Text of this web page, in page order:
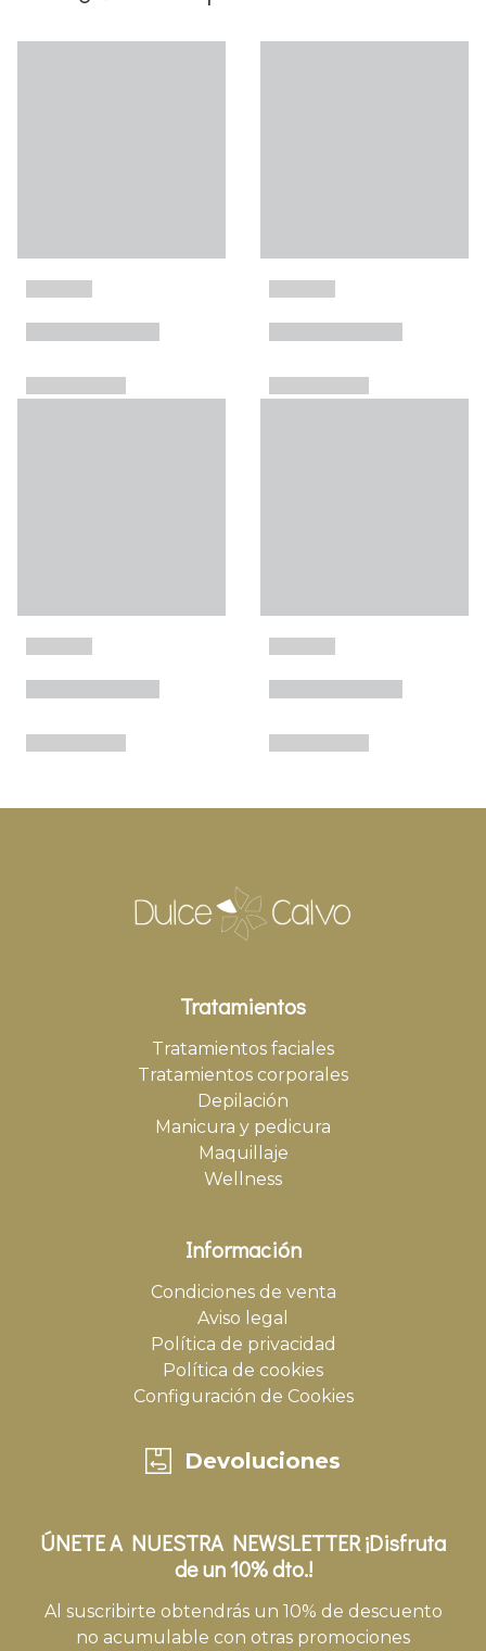
Tratamientos
Tratamientos faciales
Tratamientos corporales
Depilación
Manicura y pedicura
Maquillaje
Wellness
Información
Condiciones de venta
Aviso legal
Política de privacidad
Política de cookies
Configuración de Cookies
Devoluciones
ÚNETE A NUESTRA NEWSLETTER ¡Disfruta
de un 10% dto.!
Al suscribirte obtendrás un 10% de descuento
no acumulable con otras promociones